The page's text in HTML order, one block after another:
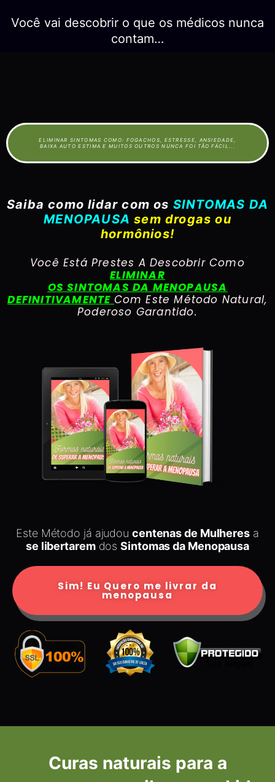
Você vai descobrir o que os médicos nunca
contam…
ELIMINAR SINTOMAS COMO: FOGACHOS, ESTRESSE, ANSIEDADE,
BAIXA AUTO ESTIMA E MUITOS OUTROS NUNCA FOI TÃO FÁCIL...
Saiba como lidar com os SINTOMAS DA
MENOPAUSAsem drogas ou
hormônios!
Você Está Prestes A Descobrir Como
ELIMINAR
OS SINTOMAS DA MENOPAUSA
DEFINITIVAMENTE Com Este Método Natural,
Poderoso Garantido.
Este Método já ajudou centenas de Mulheres a
se libertaremdosSintomas da Menopausa
Sim! Eu Quero me livrar da
menopausa
Curas naturais para a